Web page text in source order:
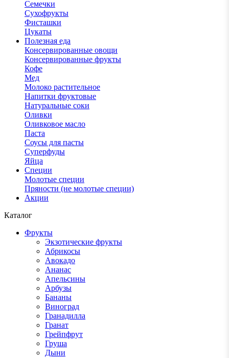
Семечки
Сухофрукты
Фисташки
Цукаты
Полезная еда
Консервированные овощи
Консервированные фрукты
Кофе
Мед
Молоко растительное
Напитки фруктовые
Натуральные соки
Оливки
Оливковое масло
Паста
Соусы для пасты
Суперфуды
Яйца
Специи
Молотые специи
Пряности (не молотые специи)
Акции
Каталог
Фрукты
Экзотические фрукты
Абрикосы
Авокадо
Ананас
Апельсины
Арбузы
Бананы
Виноград
Гранадилла
Гранат
Грейпфрут
Груша
Дыни